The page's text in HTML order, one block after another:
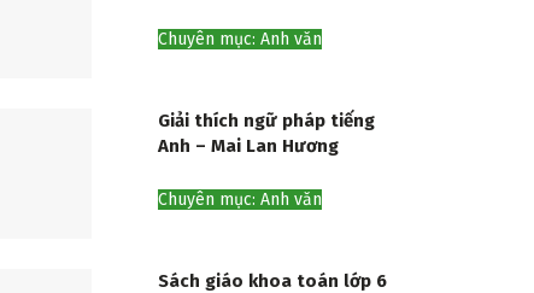
Chuyên mục: Anh văn
Giải thích ngữ pháp tiếng
Anh – Mai Lan Hương
Chuyên mục: Anh văn
Sách giáo khoa toán lớp 6